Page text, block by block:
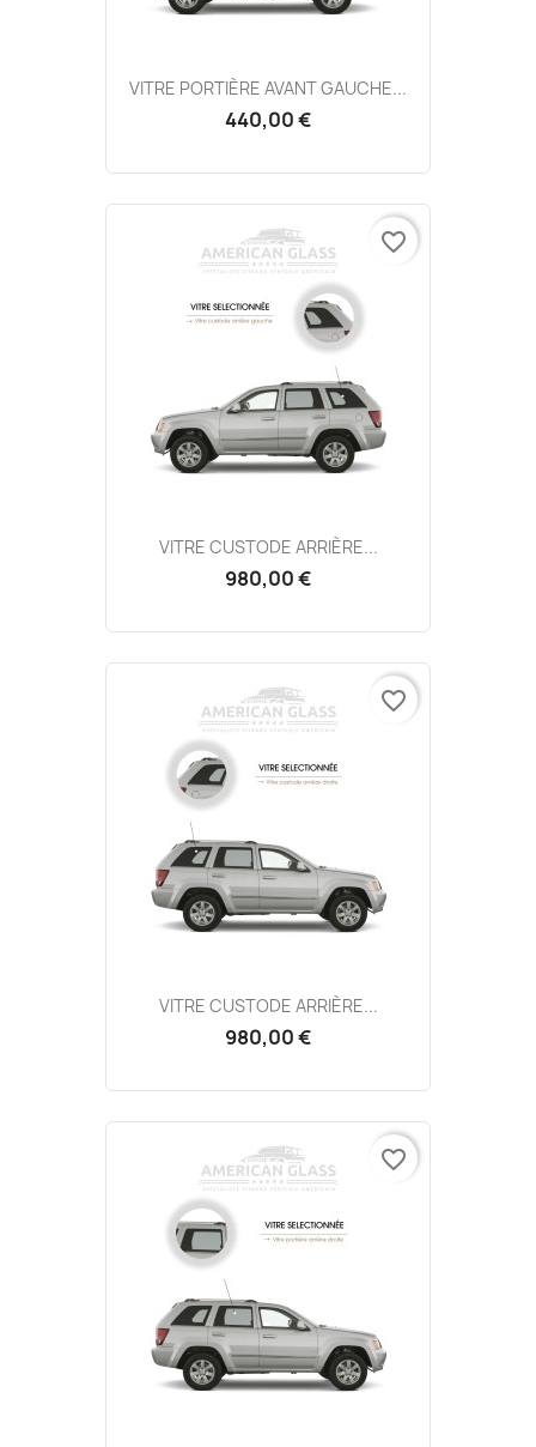
VITRE PORTIÈRE AVANT GAUCHE...
440,00 €
VITRE CUSTODE ARRIÈRE...
980,00 €
favorite_border
VITRE CUSTODE ARRIÈRE...
980,00 €
favorite_border
favorite_border